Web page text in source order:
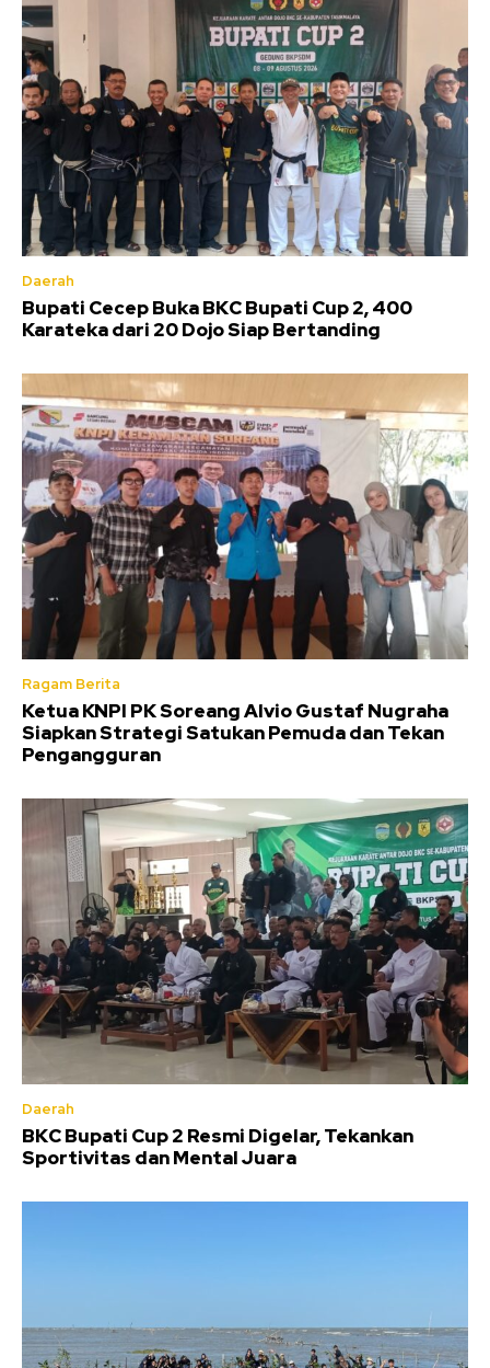
Daerah
Bupati Cecep Buka BKC Bupati Cup 2, 400
Karateka dari 20 Dojo Siap Bertanding
Ragam Berita
Ketua KNPI PK Soreang Alvio Gustaf Nugraha
Siapkan Strategi Satukan Pemuda dan Tekan
Pengangguran
Daerah
BKC Bupati Cup 2 Resmi Digelar, Tekankan
Sportivitas dan Mental Juara